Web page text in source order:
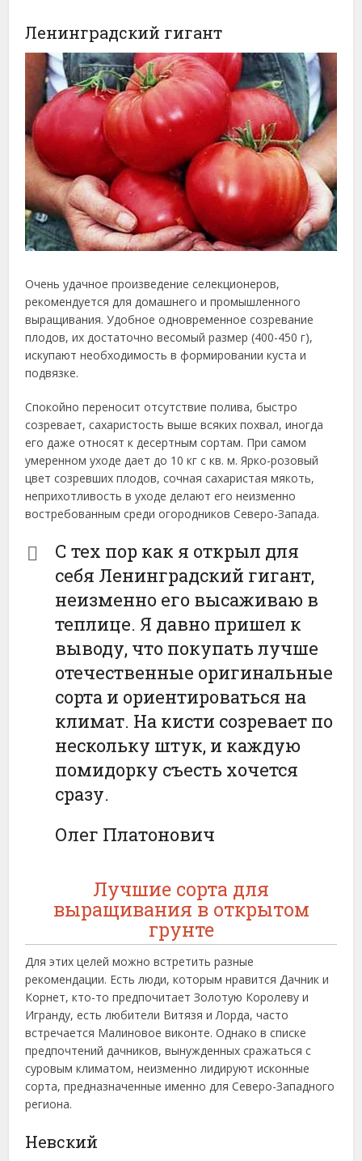
Ленинградский гигант
Очень удачное произведение селекционеров,
рекомендуется для домашнего и промышленного
выращивания. Удобное одновременное созревание
плодов, их достаточно весомый размер (400-450 г),
искупают необходимость в формировании куста и
подвязке.
Спокойно переносит отсутствие полива, быстро
созревает, сахаристость выше всяких похвал, иногда
его даже относят к десертным сортам. При самом
умеренном уходе дает до 10 кг с кв. м. Ярко-розовый
цвет созревших плодов, сочная сахаристая мякоть,
неприхотливость в уходе делают его неизменно
востребованным среди огородников Северо-Запада.
С тех пор как я открыл для
себя Ленинградский гигант,
неизменно его высаживаю в
теплице. Я давно пришел к
выводу, что покупать лучше
отечественные оригинальные
сорта и ориентироваться на
климат. На кисти созревает по
нескольку штук, и каждую
помидорку съесть хочется
сразу.
Олег Платонович
Лучшие сорта для
выращивания в открытом
грунте
Для этих целей можно встретить разные
рекомендации. Есть люди, которым нравится Дачник и
Корнет, кто-то предпочитает Золотую Королеву и
Игранду, есть любители Витязя и Лорда, часто
встречается Малиновое виконте. Однако в списке
предпочтений дачников, вынужденных сражаться с
суровым климатом, неизменно лидируют исконные
сорта, предназначенные именно для Северо-Западного
региона.
Невский